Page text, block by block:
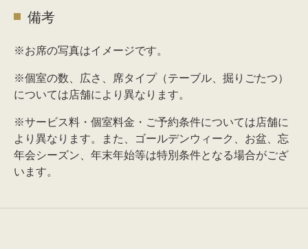
備考
※お席の写真はイメージです。
※個室の数、広さ、席タイプ（テーブル、掘りごたつ）
については店舗により異なります。
※サービス料・個室料金・ご予約条件については店舗に
より異なります。また、ゴールデンウィーク、お盆、忘
年会シーズン、年末年始等は特別条件となる場合がござ
います。